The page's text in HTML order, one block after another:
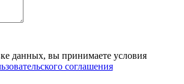
данных, вы принимаете условия
соглашения